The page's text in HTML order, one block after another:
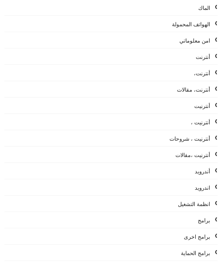
الماك
الهواتف المحمولة
امن معلوماتي
أنترنت
أنترنت،
أنترنت، مقالات
أنترنيت
أنترنيت ،
أنترنيت ، شروحات
أنترنيت ،مقالات
أندرويد
اندرويد
انظمة التشغيل
برامج
برامج اخرى
برامج الحماية